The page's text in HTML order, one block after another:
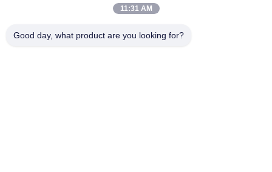
mixer keramische tegels
11:31 AM
Good day, what product are you looking for?